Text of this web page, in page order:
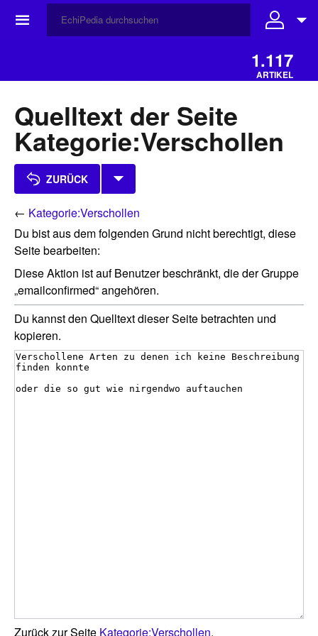
☰
1.117
ARTIKEL
Quelltext der Seite
Kategorie:Verschollen
ZURÜCK
← Kategorie:Verschollen
Du bist aus dem folgenden Grund nicht berechtigt, diese
Seite bearbeiten:
Diese Aktion ist auf Benutzer beschränkt, die der Gruppe
„emailconfirmed“ angehören.
Du kannst den Quelltext dieser Seite betrachten und
kopieren.
Zurück zur Seite Kategorie:Verschollen.